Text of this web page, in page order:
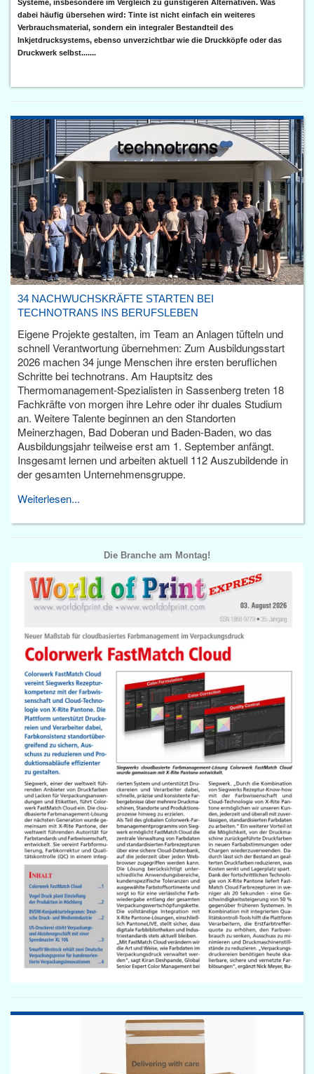
Systeme, insbesondere im Vergleich zu günstigeren Alternativen. Was
dabei häufig übersehen wird: Tinte ist nicht einfach ein weiteres
Verbrauchsmaterial, sondern ein integraler Bestandteil des
Inkjetdrucksystems, ebenso unverzichtbar wie die Druckköpfe oder das
Druckwerk selbst.......
34 NACHWUCHSKRÄFTE STARTEN BEI
TECHNOTRANS INS BERUFSLEBEN
Eigene Projekte gestalten, im Team an Anlagen tüfteln und
schnell Verantwortung übernehmen: Zum Ausbildungsstart
2026 machen 34 junge Menschen ihre ersten beruflichen
Schritte bei technotrans. Am Hauptsitz des
Thermomanagement-Spezialisten in Sassenberg treten 18
Fachkräfte von morgen ihre Lehre oder ihr duales Studium
an. Weitere Talente beginnen an den Standorten
Meinerzhagen, Bad Doberan und Baden-Baden, wo das
Ausbildungsjahr teilweise erst am 1. September anfängt.
Insgesamt lernen und arbeiten aktuell 112 Auszubildende in
der gesamten Unternehmensgruppe.
Weiterlesen...
Die Branche am Montag!